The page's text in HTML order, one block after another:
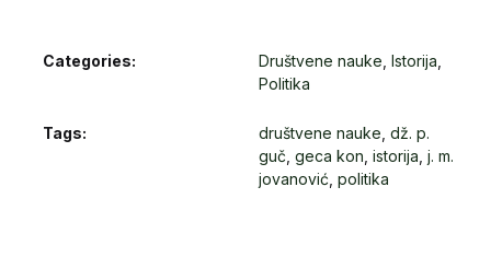
Categories: Društvene nauke Istorija
Politika
Tags: društvene nauke dž. p.
guč geca kon istorija j. m.
jovanović politika